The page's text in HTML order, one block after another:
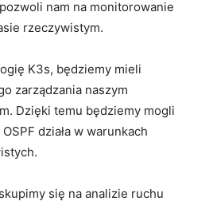
nam na monitorowanie
rzeczywistym.
K3s, będziemy mieli
zarządzania⁣ naszym‌
Dzięki temu będziemy mogli
⁣działa​ w ⁢warunkach
się⁣ na ​analizie ruchu⁢